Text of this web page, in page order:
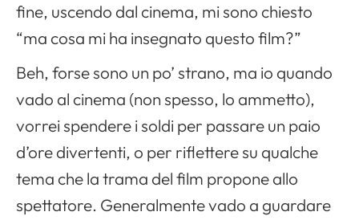
fine, uscendo dal cinema, mi sono chiesto
“ma cosa mi ha insegnato questo film?”
Beh, forse sono un po’ strano, ma io quando
vado al cinema (non spesso, lo ammetto),
vorrei spendere i soldi per passare un paio
d’ore divertenti, o per riflettere su qualche
tema che la trama del film propone allo
spettatore. Generalmente vado a guardare